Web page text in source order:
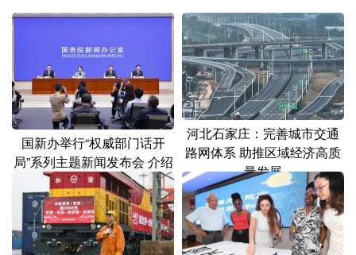
地方频道
北京 河北 山西
辽宁 吉林 上海 江苏
浙江 安徽 福建 江西
山东 河南 湖北 湖南
广东 广西 海南 重庆
四川 贵州 云南 西藏
陕西 甘肃 青海 宁夏
国新办举行“权威部门话开
局”系列主题新闻发布会 介绍
推动广播电视和网络视听高
质量发展、努力铸就中国特
色社会主义文化新辉煌有关
情况
河北石家庄：完善城市交通
路网体系 助推区域经济高质
量发展